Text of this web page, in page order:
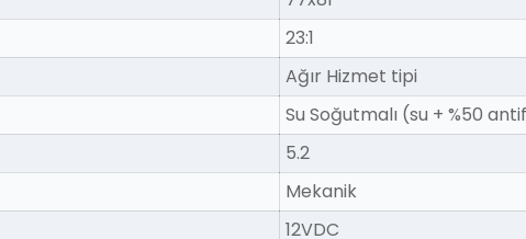
23:1
Ağır Hizmet tipi
Su Soğutmalı (su + %50
5.2
Mekanik
12VDC